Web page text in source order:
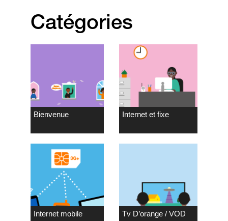
Catégories
Bienvenue Internet et fixe
Internet mobile Tv D’orange / VOD